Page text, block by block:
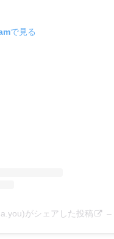
で見る
がシェアした投稿 –